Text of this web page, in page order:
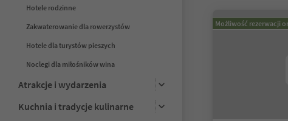
Hotele rodzinne
Zakwaterowanie dla rowerzystów
Hotele dla turystów pieszych
Noclegi dla miłośników wina
Atrakcje i wydarzenia
Kuchnia i tradycje kulinarne
Możliwość rezerwacji